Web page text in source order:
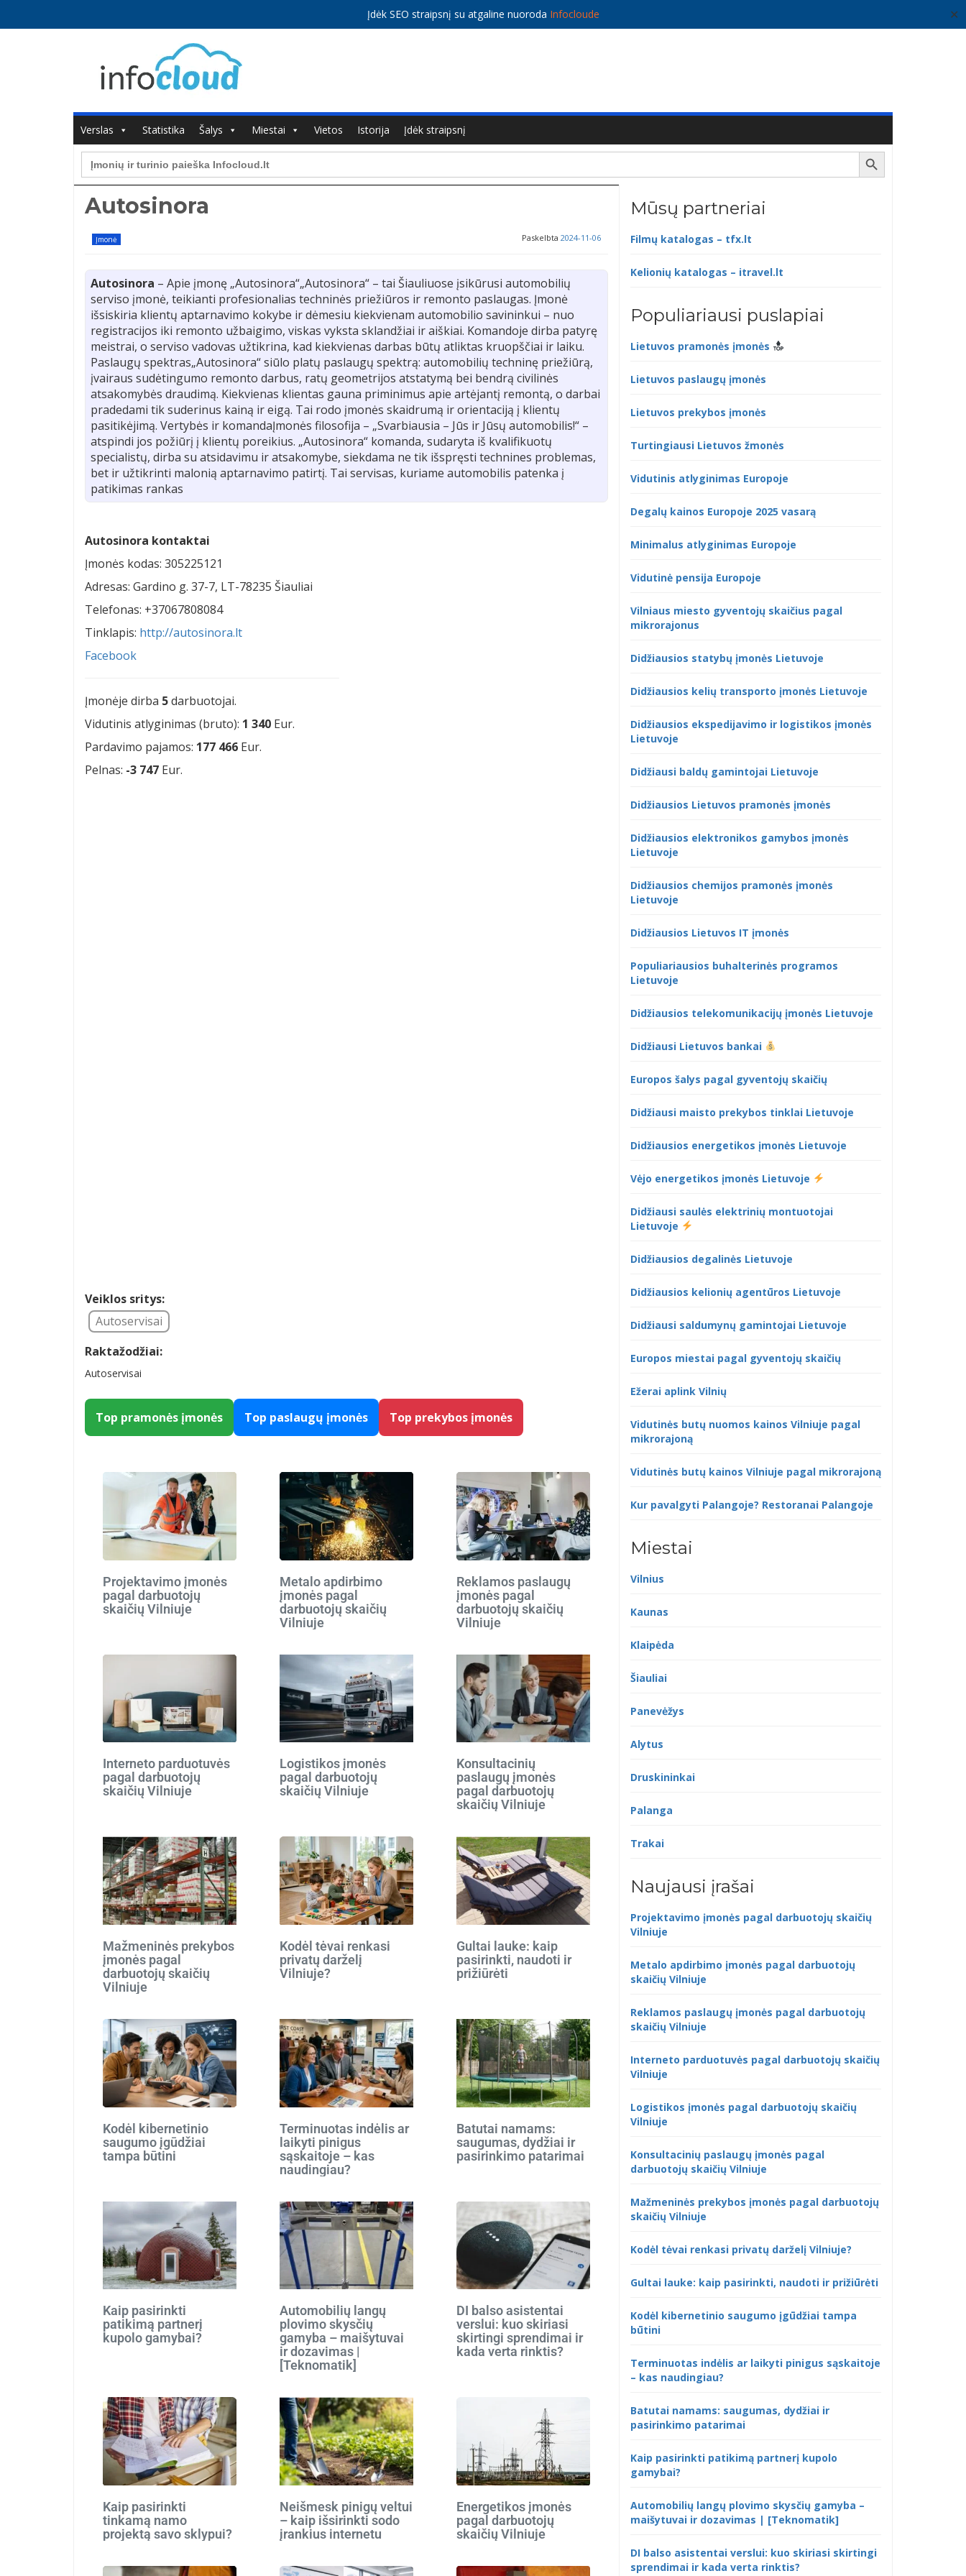
Įdėk SEO straipsnį su atgaline nuoroda Infocloude ✕
Verslas Statistika Šalys Miestai Vietos Istorija
Įdėk straipsnį
Search
for:
Search Button
Autosinora
Įmonė Paskelbta 2024-11-06
Autosinora – Apie įmonę „Autosinora“„Autosinora“ – tai Šiauliuose įsikūrusi automobilių
serviso įmonė, teikianti profesionalias techninės priežiūros ir remonto paslaugas. Įmonė
išsiskiria klientų aptarnavimo kokybe ir dėmesiu kiekvienam automobilio savininkui – nuo
registracijos iki remonto užbaigimo, viskas vyksta sklandžiai ir aiškiai. Komandoje dirba patyrę
meistrai, o serviso vadovas užtikrina, kad kiekvienas darbas būtų atliktas kruopščiai ir laiku.
Paslaugų spektras„Autosinora“ siūlo platų paslaugų spektrą: automobilių techninę priežiūrą,
įvairaus sudėtingumo remonto darbus, ratų geometrijos atstatymą bei bendrą civilinės
atsakomybės draudimą. Kiekvienas klientas gauna priminimus apie artėjantį remontą, o darbai
pradedami tik suderinus kainą ir eigą. Tai rodo įmonės skaidrumą ir orientaciją į klientų
pasitikėjimą. Vertybės ir komandaĮmonės filosofija – „Svarbiausia – Jūs ir Jūsų automobilis!“ –
atspindi jos požiūrį į klientų poreikius. „Autosinora“ komanda, sudaryta iš kvalifikuotų
specialistų, dirba su atsidavimu ir atsakomybe, siekdama ne tik išspręsti technines problemas,
bet ir užtikrinti malonią aptarnavimo patirtį. Tai servisas, kuriame automobilis patenka į
patikimas rankas
Autosinora kontaktai
Įmonės kodas: 305225121
Adresas: Gardino g. 37-7, LT-78235 Šiauliai
Telefonas: +37067808084
Tinklapis: http://autosinora.lt
Facebook
Įmonėje dirba 5darbuotojai.
Vidutinis atlyginimas (bruto): 1 340 Eur.
Pardavimo pajamos: 177 466 Eur.
Pelnas: -3 747 Eur.
Veiklos sritys:
Autoservisai
Raktažodžiai:
Autoservisai
Top pramonės įmonės Top paslaugų įmonės Top prekybos įmonės
Projektavimo įmonės
pagal darbuotojų
skaičių Vilniuje
Metalo apdirbimo
įmonės pagal
darbuotojų skaičių
Vilniuje
Reklamos paslaugų
įmonės pagal
darbuotojų skaičių
Vilniuje
Interneto parduotuvės
pagal darbuotojų
skaičių Vilniuje
Logistikos įmonės
pagal darbuotojų
skaičių Vilniuje
Konsultacinių
paslaugų įmonės
pagal darbuotojų
skaičių Vilniuje
Mažmeninės prekybos
įmonės pagal
darbuotojų skaičių
Vilniuje
Kodėl tėvai renkasi
privatų darželį
Vilniuje?
Gultai lauke: kaip
pasirinkti, naudoti ir
prižiūrėti
Kodėl kibernetinio
saugumo įgūdžiai
tampa būtini
Terminuotas indėlis ar
laikyti pinigus
sąskaitoje – kas
naudingiau?
Batutai namams:
saugumas, dydžiai ir
pasirinkimo patarimai
Kaip pasirinkti
patikimą partnerį
kupolo gamybai?
Automobilių langų
plovimo skysčių
gamyba – maišytuvai
ir dozavimas |
[Teknomatik]
DI balso asistentai
verslui: kuo skiriasi
skirtingi sprendimai ir
kada verta rinktis?
Kaip pasirinkti
tinkamą namo
projektą savo sklypui?
Neišmesk pinigų veltui
– kaip išsirinkti sodo
įrankius internetu
Energetikos įmonės
pagal darbuotojų
skaičių Vilniuje
Mūsų partneriai
Filmų katalogas – tfx.lt
Kelionių katalogas – itravel.lt
Populiariausi puslapiai
Lietuvos pramonės įmonės
Lietuvos paslaugų įmonės
Lietuvos prekybos įmonės
Turtingiausi Lietuvos žmonės
Vidutinis atlyginimas Europoje
Degalų kainos Europoje 2025 vasarą
Minimalus atlyginimas Europoje
Vidutinė pensija Europoje
Vilniaus miesto gyventojų skaičius pagal
mikrorajonus
Didžiausios statybų įmonės Lietuvoje
Didžiausios kelių transporto įmonės Lietuvoje
Didžiausios ekspedijavimo ir logistikos įmonės
Lietuvoje
Didžiausi baldų gamintojai Lietuvoje
Didžiausios Lietuvos pramonės įmonės
Didžiausios elektronikos gamybos įmonės
Lietuvoje
Didžiausios chemijos pramonės įmonės
Lietuvoje
Didžiausios Lietuvos IT įmonės
Populiariausios buhalterinės programos
Lietuvoje
Didžiausios telekomunikacijų įmonės Lietuvoje
Didžiausi Lietuvos bankai
Europos šalys pagal gyventojų skaičių
Didžiausi maisto prekybos tinklai Lietuvoje
Didžiausios energetikos įmonės Lietuvoje
Vėjo energetikos įmonės Lietuvoje
Didžiausi saulės elektrinių montuotojai
Lietuvoje
Didžiausios degalinės Lietuvoje
Didžiausios kelionių agentūros Lietuvoje
Didžiausi saldumynų gamintojai Lietuvoje
Europos miestai pagal gyventojų skaičių
Ežerai aplink Vilnių
Vidutinės butų nuomos kainos Vilniuje pagal
mikrorajoną
Vidutinės butų kainos Vilniuje pagal mikrorajoną
Kur pavalgyti Palangoje? Restoranai Palangoje
Miestai
Vilnius
Kaunas
Klaipėda
Šiauliai
Panevėžys
Alytus
Druskininkai
Palanga
Trakai
Naujausi įrašai
Projektavimo įmonės pagal darbuotojų skaičių
Vilniuje
Metalo apdirbimo įmonės pagal darbuotojų
skaičių Vilniuje
Reklamos paslaugų įmonės pagal darbuotojų
skaičių Vilniuje
Interneto parduotuvės pagal darbuotojų skaičių
Vilniuje
Logistikos įmonės pagal darbuotojų skaičių
Vilniuje
Konsultacinių paslaugų įmonės pagal
darbuotojų skaičių Vilniuje
Mažmeninės prekybos įmonės pagal darbuotojų
skaičių Vilniuje
Kodėl tėvai renkasi privatų darželį Vilniuje?
Gultai lauke: kaip pasirinkti, naudoti ir prižiūrėti
Kodėl kibernetinio saugumo įgūdžiai tampa
būtini
Terminuotas indėlis ar laikyti pinigus sąskaitoje
– kas naudingiau?
Batutai namams: saugumas, dydžiai ir
pasirinkimo patarimai
Kaip pasirinkti patikimą partnerį kupolo
gamybai?
Automobilių langų plovimo skysčių gamyba –
maišytuvai ir dozavimas | [Teknomatik]
DI balso asistentai verslui: kuo skiriasi skirtingi
sprendimai ir kada verta rinktis?